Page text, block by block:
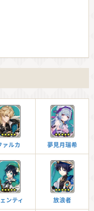
ァルカ 夢見月瑞希
ンティ 放浪者